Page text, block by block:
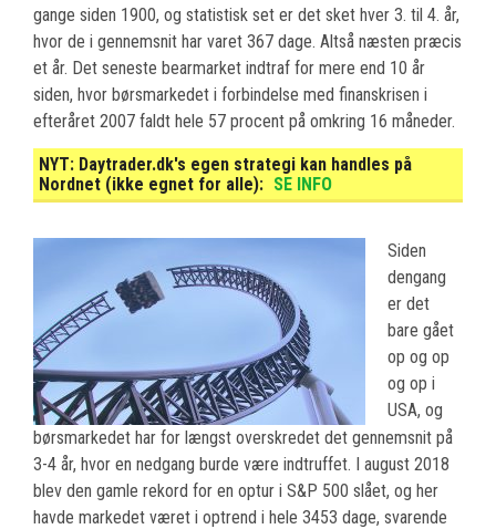
gange siden 1900, og statistisk set er det sket hver 3. til 4. år,
hvor de i gennemsnit har varet 367 dage. Altså næsten præcis
et år. Det seneste bearmarket indtraf for mere end 10 år
siden, hvor børsmarkedet i forbindelse med finanskrisen i
efteråret 2007 faldt hele 57 procent på omkring 16 måneder.
NYT: Daytrader.dk's egen strategi kan handles på
Nordnet (ikke egnet for alle): SE INFO
Siden
dengang
er det
bare gået
op og op
og op i
USA, og
børsmarkedet har for længst overskredet det gennemsnit på
3-4 år, hvor en nedgang burde være indtruffet. I august 2018
blev den gamle rekord for en optur i S&P 500 slået, og her
havde markedet været i optrend i hele 3453 dage, svarende